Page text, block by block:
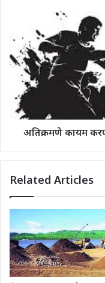
अतिक्रमणे कायम
Related Articles